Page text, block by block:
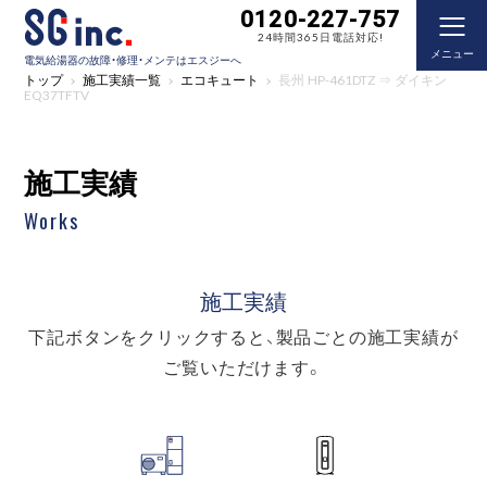
電気給湯器の故障・修理・メンテはエスジーへ
0120-227-757
24時間365日電話対応!
メニュー
トップ 施工実績一覧 エコキュート 長州 HP-461DTZ ⇒ ダイキン
EQ37TFTV
施工実績
Works
施工実績
下記ボタンをクリックすると、製品ごとの施工実績が
ご覧いただけます。